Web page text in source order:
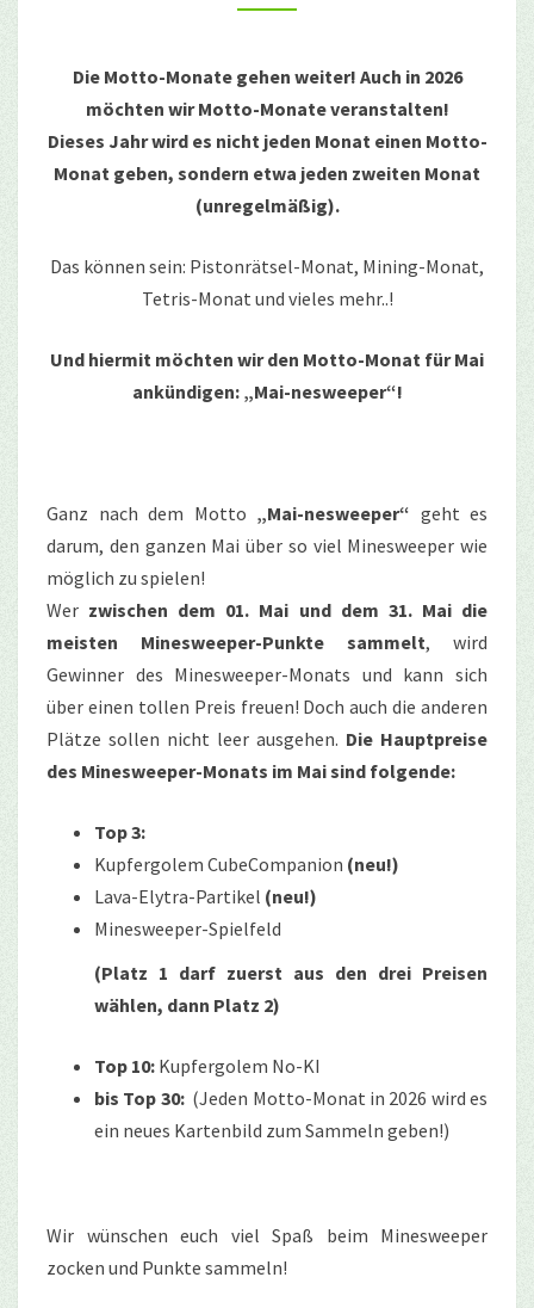
Die Motto-Monate gehen weiter! Auch in 2026
möchten wir Motto-Monate veranstalten!
Dieses Jahr wird es nicht jeden Monat einen Motto-
Monat geben, sondern etwa jeden zweiten Monat
(unregelmäßig).
Das können sein: Pistonrätsel-Monat, Mining-Monat,
Tetris-Monat und vieles mehr..!
Und hiermit möchten wir den Motto-Monat für Mai
ankündigen: „Mai-nesweeper“!
Ganz nach dem Motto „Mai-nesweeper“ geht es
darum, den ganzen Mai über so viel Minesweeper wie
möglich zu spielen!
Wer zwischen dem 01. Mai und dem 31. Mai die
meisten Minesweeper-Punkte sammelt, wird
Gewinner des Minesweeper-Monats und kann sich
über einen tollen Preis freuen! Doch auch die anderen
Plätze sollen nicht leer ausgehen. Die Hauptpreise
des Minesweeper-Monats im Mai sind folgende:
Top 3:
Kupfergolem CubeCompanion (neu!)
Lava-Elytra-Partikel (neu!)
Minesweeper-Spielfeld
(Platz 1 darf zuerst aus den drei Preisen
wählen, dann Platz 2)
Top 10: Kupfergolem No-KI
bis Top 30:(Jeden Motto-Monat in 2026 wird es
ein neues Kartenbild zum Sammeln geben!)
Wir wünschen euch viel Spaß beim Minesweeper
zocken und Punkte sammeln!